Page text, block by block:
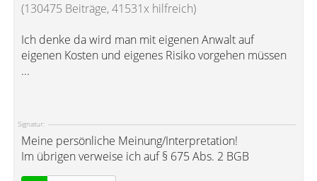
(130475 Beiträge, 41531x hilfreich)
Ich denke da wird man mit eigenen Anwalt auf
eigenen Kosten und eigenes Risiko vorgehen müssen
...
Signatur:
Meine persönliche Meinung/Interpretation!
Im übrigen verweise ich auf § 675 Abs. 2 BGB